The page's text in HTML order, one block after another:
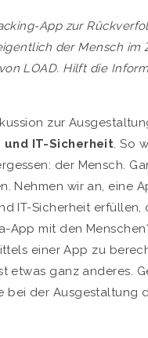
App zur
der Mensch im
LOAD. Hilft die
zur
und IT-Sicherheit. So
der Mensch.
Nehmen wir an, eine
IT-Sicherheit
App mit den
einer App zu
etwas ganz anderes.
bei der Ausgestaltung